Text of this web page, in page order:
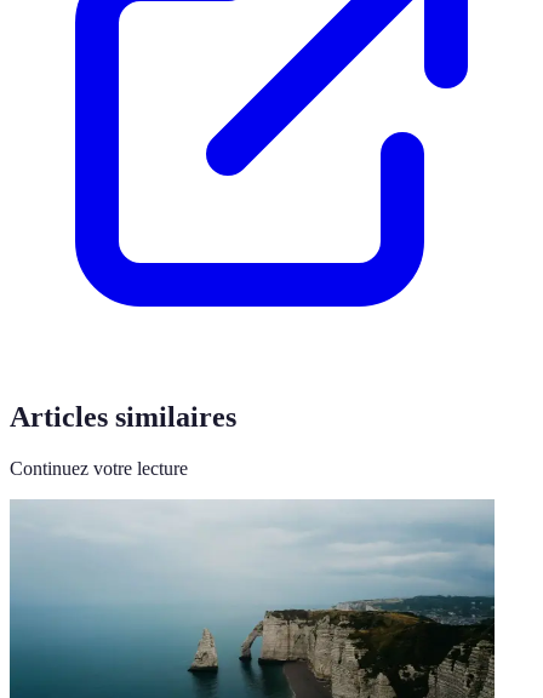
Articles similaires
Continuez votre lecture